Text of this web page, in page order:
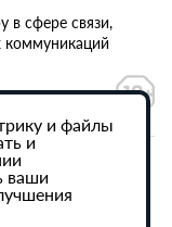
в сфере связи,
данных
и файлы
и
ваши